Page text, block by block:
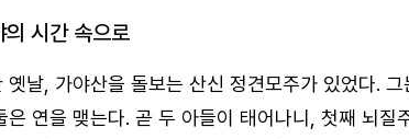
의 시간 속으로
옛날, 가야산을 돌보는 산신 정견모주가 있었다.
은 연을 맺는다. 곧 두 아들이 태어나니, 첫째 뇌